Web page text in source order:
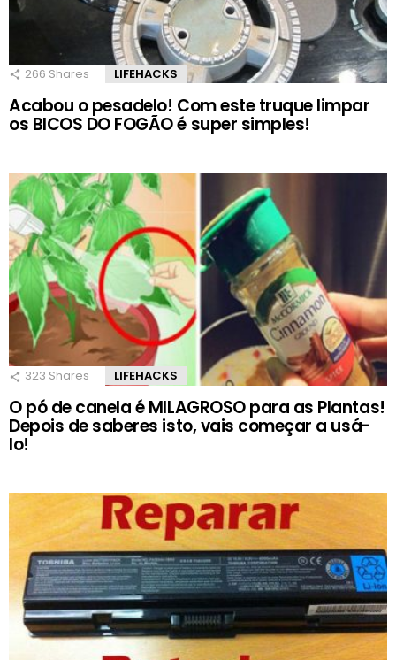
266 Shares LIFEHACKS
Acabou o pesadelo! Com este truque limpar
os BICOS DO FOGÃO é super simples!
323 Shares LIFEHACKS
O pó de canela é MILAGROSO para as Plantas!
Depois de saberes isto, vais começar a usá-
lo!